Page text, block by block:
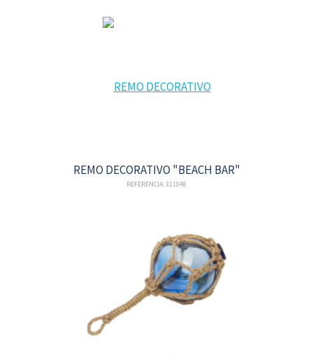
REMO DECORATIVO "BEACH BAR"
REFERENCIA: 311048